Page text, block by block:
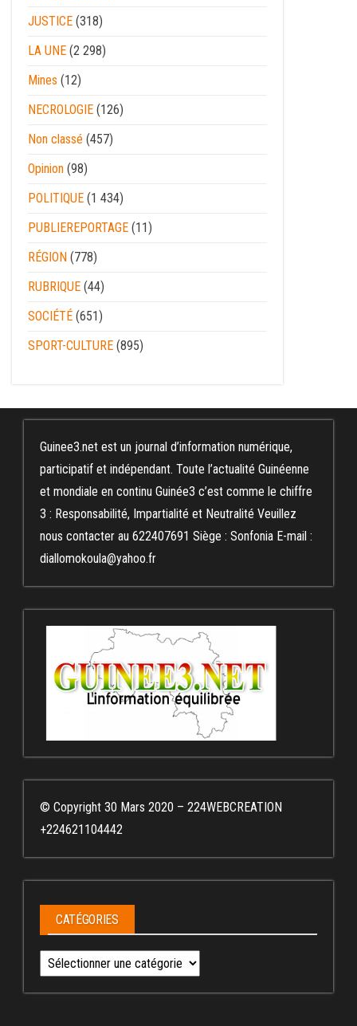
JUSTICE (318)
LA UNE (2 298)
Mines (12)
NECROLOGIE (126)
Non classé (457)
Opinion (98)
POLITIQUE (1 434)
PUBLIEREPORTAGE (11)
RÉGION (778)
RUBRIQUE (44)
SOCIÉTÉ (651)
SPORT-CULTURE (895)
Guinee3.net est un journal d’information numérique,
participatif et indépendant. Toute l’actualité Guinéenne
et mondiale en continu Guinée3 c’est comme le chiffre
3 : Responsabilité, Impartialité et Neutralité Veuillez
nous contacter au 622407691 Siège : Sonfonia E-mail :
diallomokoula@yahoo.fr
© Copyright 30 Mars 2020 – 224WEBCREATION
+224621104442
CATÉGORIES
Catégories